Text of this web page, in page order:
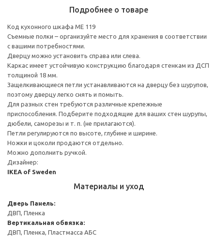
Подробнее о товаре
Код кухонного шкафа ME 119
Съемные полки – организуйте место для хранения в соответствии
с вашими потребностями.
Дверцу можно установить справа или слева.
Каркас имеет устойчивую конструкцию благодаря стенкам из ДСП
толщиной 18 мм.
Защелкивающиеся петли устанавливаются на дверцу без шурупов,
поэтому дверцу легко снять и помыть.
Для разных стен требуются различные крепежные
приспособления. Подберите подходящие для ваших стен шурупы,
дюбели, саморезы и т. п. (не прилагаются).
Петли регулируются по высоте, глубине и ширине.
Ножки и цоколи продаются отдельно.
Можно дополнить ручкой.
Дизайнер:
IKEA of Sweden
Материалы и уход
Дверь Панель:
ДВП, Пленка
Вертикальная обвязка:
ДВП, Пленка, Пластмасса АБС